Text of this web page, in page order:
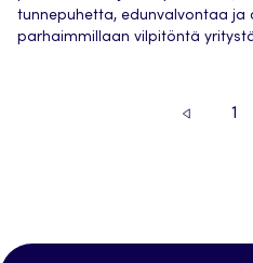
tunnepuhetta, edunvalvontaa ja
parhaimmillaan vilpitöntä
1